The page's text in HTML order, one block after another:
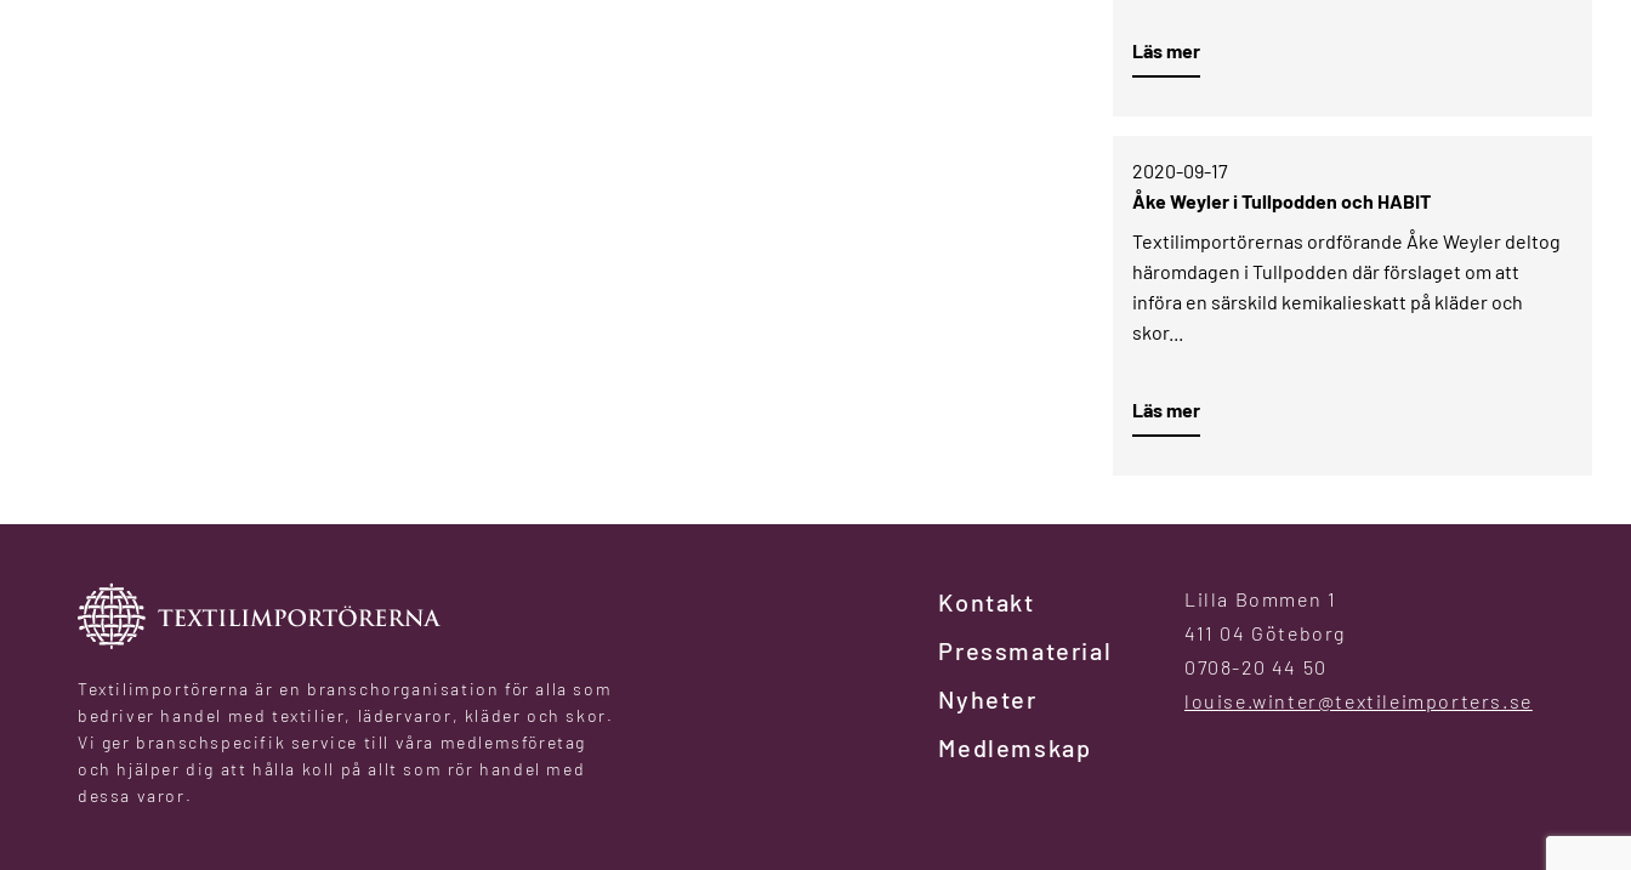
Läs mer
2020-09-17­
Åke Weyler i Tullpodden och HABIT
Textilimportörernas ordförande Åke Weyler deltog
häromdagen i Tullpodden där förslaget om att
införa en särskild kemikalieskatt på kläder och
skor...
Läs mer
Textilimportörerna är en branschorganisation för alla som
bedriver handel med textilier, lädervaror, kläder och skor.
Vi ger branschspecifik service till våra medlemsföretag
och hjälper dig att hålla koll på allt som rör handel med
dessa varor.
Kontakt
Pressmaterial
Nyheter
Medlemskap
Lilla Bommen 1
411 04 Göteborg
0708-20 44 50
louise.winter@textileimporters.se